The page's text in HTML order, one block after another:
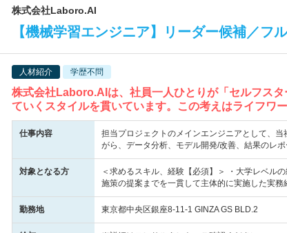
株式会社Laboro.AI
【機械学習エンジニア】リーダー候補／フ
人材紹介 学歴不問
株式会社Laboro.AIは、社員一人ひとりが「セルフス
ていくスタイルを貫いています。この考えはライフワ
仕事内容
担当プロジェクトのメインエンジニアとして、
がら、データ分析、モデル開発/改善、結果のレ
対象となる方
＜求めるスキル、経験【必須】＞ ・大学レベル
施策の提案までを一貫して主体的に実施した実
勤務地 東京都中央区銀座8-11-1 GINZA GS BLD.2